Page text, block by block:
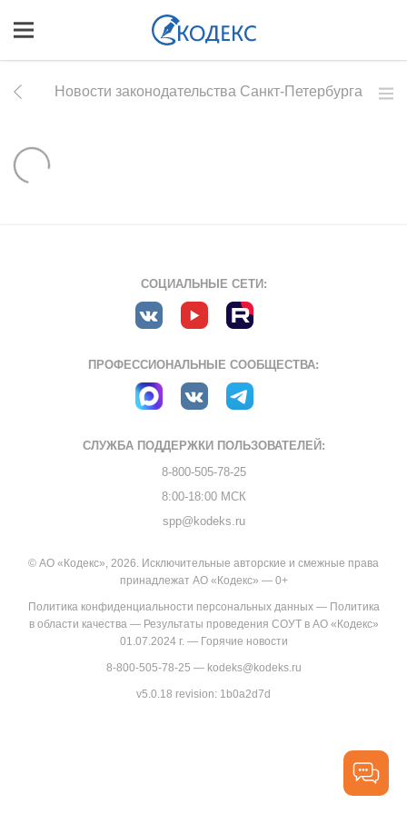
Новости законодательства Санкт-Петербурга
СОЦИАЛЬНЫЕ СЕТИ:
ПРОФЕССИОНАЛЬНЫЕ СООБЩЕСТВА:
СЛУЖБА ПОДДЕРЖКИ ПОЛЬЗОВАТЕЛЕЙ:
8-800-505-78-25
8:00-18:00 МСК
spp@kodeks.ru
© АО «Кодекс», 2026. Исключительные авторские и смежные права
принадлежат АО «Кодекс» — 0+
Политика конфиденциальности персональных данных— Политика
в области качества— Результаты проведения СОУТ в АО «Кодекс»
01.07.2024 г.— Горячие новости
8-800-505-78-25 — kodeks@kodeks.ru
v5.0.18 revision: 1b0a2d7d